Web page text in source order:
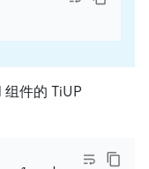
组件的 TiUP